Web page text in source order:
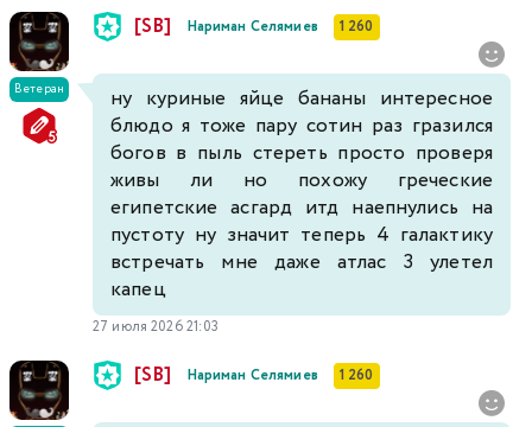
Ветеран
[SB] Нариман Селямиев 1 260
ну куриные яйце бананы интересное
блюдо я тоже пару сотин раз гразился
богов в пыль стереть просто проверя
живы ли но похожу греческие
египетские асгард итд наепнулись на
пустоту ну значит теперь 4 галактику
встречать мне даже атлас 3 улетел
капец
27 июля 2026 21:03
[SB] Нариман Селямиев 1 260